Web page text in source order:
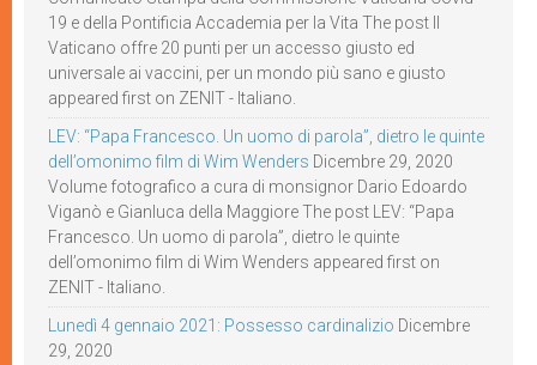
19 e della Pontificia Accademia per la Vita The post Il
Vaticano offre 20 punti per un accesso giusto ed
universale ai vaccini, per un mondo più sano e giusto
appeared first on ZENIT - Italiano.
LEV: “Papa Francesco. Un uomo di parola”, dietro le quinte
dell’omonimo film di Wim Wenders Dicembre 29, 2020
Volume fotografico a cura di monsignor Dario Edoardo
Viganò e Gianluca della Maggiore The post LEV: “Papa
Francesco. Un uomo di parola”, dietro le quinte
dell’omonimo film di Wim Wenders appeared first on
ZENIT - Italiano.
Lunedì 4 gennaio 2021: Possesso cardinalizio Dicembre
29, 2020